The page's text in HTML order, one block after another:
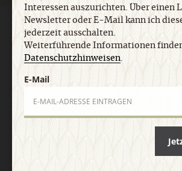
AGB und Widerrufsbelehrung
Vertrag widerrufen
Interessen auszurichten. Über einen
Newsletter oder E-Mail kann ich
jederzeit ausschalten.
Weiterführende Informationen
Datenschutzhinweisen.
E-Mail